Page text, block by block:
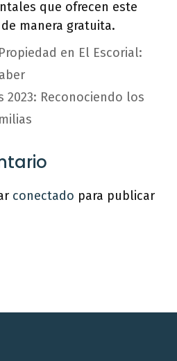
que ofrecen este
manera gratuita.
en El Escorial:
2023: Reconociendo los
conectado para publicar